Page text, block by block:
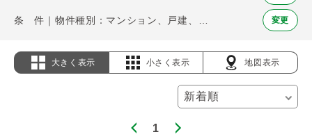
変更
大きく表示 小さく表示 地図表示
1